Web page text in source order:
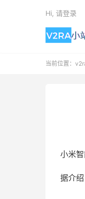
Hi, 请登录
当前位置：
小米
据介